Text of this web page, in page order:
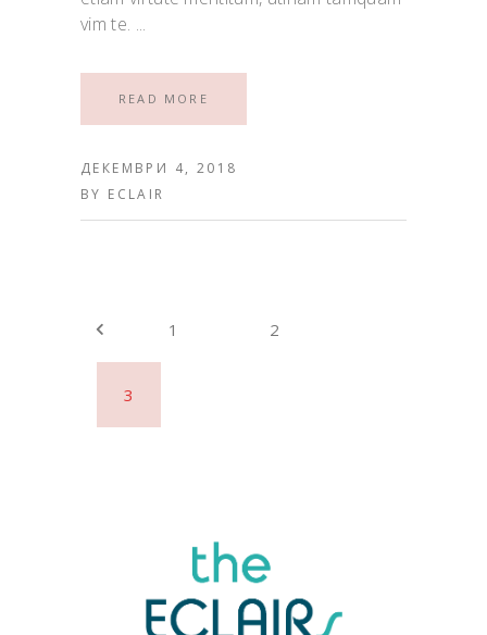
vim te.
READ MORE
ДЕКЕМВРИ 4, 2018
BY ECLAIR
1 2
3